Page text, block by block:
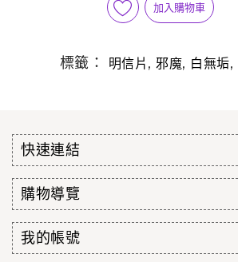
加入購物車
標籤： 明信片 , 邪魔, 白無垢,
快速連結
購物導覽
我的帳號